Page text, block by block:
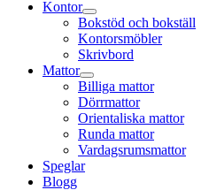
Kontor
Bokstöd och bokställ
Kontorsmöbler
Skrivbord
Mattor
Billiga mattor
Dörrmattor
Orientaliska mattor
Runda mattor
Vardagsrumsmattor
Speglar
Blogg